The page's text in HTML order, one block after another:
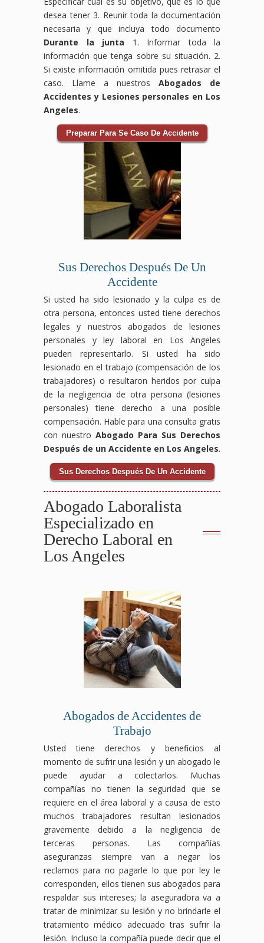
desea tener 3. Reunir toda la documentación
necesaria y que incluya todo documento
Durante la junta 1. Informar toda la
información que tenga sobre su situación. 2.
Si existe información omitida pues retrasar el
caso. Llame a nuestros Abogados de
Accidentes y Lesiones personales en Los
Angeles.
Preparar Para Se Caso De Accidente
Sus Derechos Después De Un
Accidente
Si usted ha sido lesionado y la culpa es de
otra persona, entonces usted tiene derechos
legales y nuestros abogados de lesiones
personales y ley laboral en Los Angeles
pueden representarlo. Si usted ha sido
lesionado en el trabajo (compensación de los
trabajadores) o resultaron heridos por culpa
de la negligencia de otra persona (lesiones
personales) tiene derecho a una posible
compensación. Hable para una consulta gratis
con nuestro Abogado Para Sus Derechos
Después de un Accidente en Los Angeles.
Sus Derechos Después De Un Accidente
Abogado Laboralista
Especializado en
Derecho Laboral en
Los Angeles
Abogados de Accidentes de
Trabajo
Usted tiene derechos y beneficios al
momento de sufrir una lesión y un abogado le
puede ayudar a colectarlos. Muchas
compañías no tienen la seguridad que se
requiere en el área laboral y a causa de esto
muchos trabajadores resultan lesionados
gravemente debido a la negligencia de
terceras personas. Las compañías
aseguranzas siempre van a negar los
reclamos para no pagarle lo que por ley le
corresponden, ellos tienen sus abogados para
respaldar sus intereses; la aseguradora va a
tratar de minimizar su lesión y no brindarle el
tratamiento médico adecuado tras sufrir la
lesión. Incluso la compañía puede decir que el